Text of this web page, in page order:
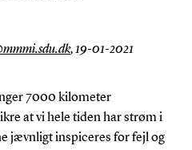
,19-01-2021
7000 kilometer
at vi hele tiden har strøm i
jævnligt inspiceres for fejl og